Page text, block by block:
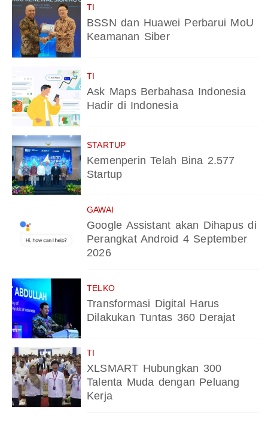
TI
BSSN dan Huawei Perbarui MoU
Keamanan Siber
TI
Ask Maps Berbahasa Indonesia
Hadir di Indonesia
STARTUP
Kemenperin Telah Bina 2.577
Startup
GAWAI
Google Assistant akan Dihapus di
Perangkat Android 4 September
2026
TELKO
Transformasi Digital Harus
Dilakukan Tuntas 360 Derajat
TI
XLSMART Hubungkan 300
Talenta Muda dengan Peluang
Kerja